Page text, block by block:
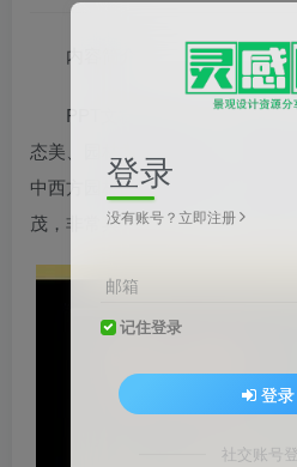
内容简介
PPT文档共412页，包括绪
态美、园林类型风格流派、园林
中西方园林的文化与审美等八章
茂，非常具有参考价值，欢迎网
登录
没有账号？立即注册
邮箱
记住登录
登录
社交账号